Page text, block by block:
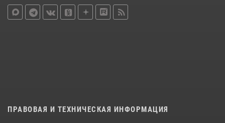
ПРАВОВАЯ И ТЕХНИЧЕСКАЯ ИНФОРМАЦИЯ